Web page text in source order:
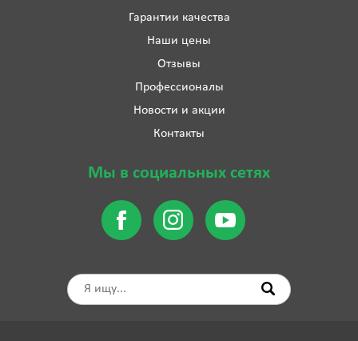
Гарантии качества
Наши цены
Отзывы
Профессионалы
Новости и акции
Контакты
Мы в социальных сетях